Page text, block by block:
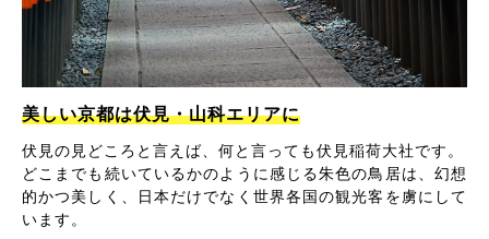
美しい京都は伏見・山科エリアに
伏見の見どころと言えば、何と言っても伏見稲荷大社です。
どこまでも続いているかのように感じる朱色の鳥居は、幻想
的かつ美しく、日本だけでなく世界各国の観光客を虜にして
います。